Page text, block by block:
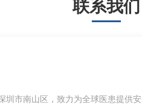
联系我们
圳市南山区，致力为全球医患提供安